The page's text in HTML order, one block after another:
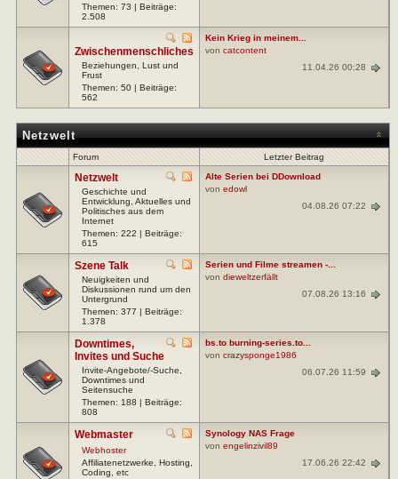
Themen: 73 | Beiträge:
2.508
Zwischenmenschliches
Beziehungen, Lust und
Frust
Themen: 50 | Beiträge:
562
Kein Krieg in meinem...
von catcontent
11.04.26 00:28
Netzwelt
Forum Letzter Beitrag
Netzwelt
Geschichte und
Entwicklung, Aktuelles und
Politisches aus dem
Internet
Themen: 222 | Beiträge:
615
Alte Serien bei DDownload
von edowl
04.08.26 07:22
Szene Talk
Neuigkeiten und
Diskussionen rund um den
Untergrund
Themen: 377 | Beiträge:
1.378
Serien und Filme streamen -...
von dieweltzerfällt
07.08.26 13:16
Downtimes,
Invites und Suche
Invite-Angebote/-Suche,
Downtimes und
Seitensuche
Themen: 188 | Beiträge:
808
bs.to burning-series.to...
von crazysponge1986
06.07.26 11:59
Webmaster
Webhoster
Affiliatenetzwerke, Hosting,
Coding, etc
Synology NAS Frage
von engelinzivil89
17.06.26 22:42